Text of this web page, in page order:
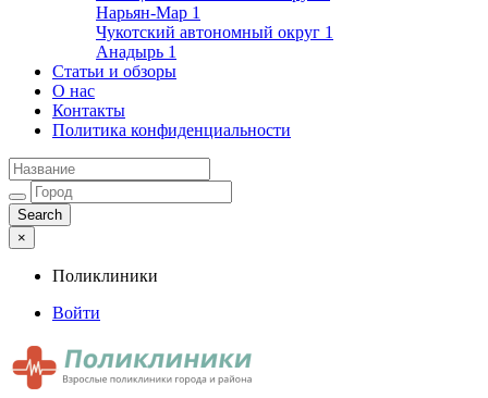
Нарьян-Мар 1
Чукотский автономный округ 1
Анадырь 1
Статьи и обзоры
О нас
Контакты
Политика конфиденциальности
×
Поликлиники
Войти